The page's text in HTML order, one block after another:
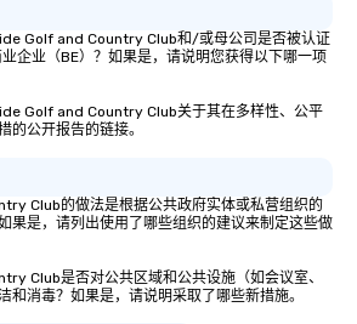
Golf and Country Club和/或母公司是否被认证
企业（BE）？如果是，请说明您获得以下哪一项
Golf and Country Club关于其在多样性、公平
的公开报告的链接。
Club的做法是根据公共政府实体或私营组织的
果是，请列出使用了哪些组织的建议来制定这些做
Club是否对公共区域和公共设施（如会议室、
和消毒？如果是，请说明采取了哪些新措施。